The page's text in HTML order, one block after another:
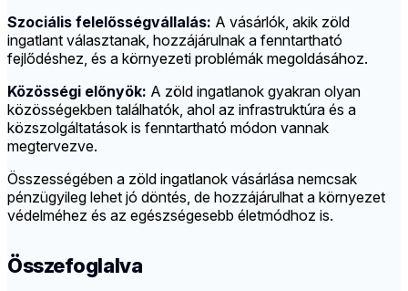
Szociális felelősségvállalás: A vásárlók, akik zöld
ingatlant választanak, hozzájárulnak a fenntartható
fejlődéshez, és a környezeti problémák megoldásához.
Közösségi előnyök: A zöld ingatlanok gyakran olyan
közösségekben találhatók, ahol az infrastruktúra és a
közszolgáltatások is fenntartható módon vannak
megtervezve.
Összességében a zöld ingatlanok vásárlása nemcsak
pénzügyileg lehet jó döntés, de hozzájárulhat a környezet
védelméhez és az egészségesebb életmódhoz is.
Összefoglalva